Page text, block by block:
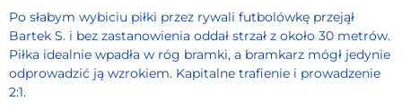
Po słabym wybiciu piłki przez rywali futbolówkę przejął
Bartek S. i bez zastanowienia oddał strzał z około 30 metrów.
Piłka idealnie wpadła w róg bramki, a bramkarz mógł jedynie
odprowadzić ją wzrokiem. Kapitalne trafienie i prowadzenie
2:1.